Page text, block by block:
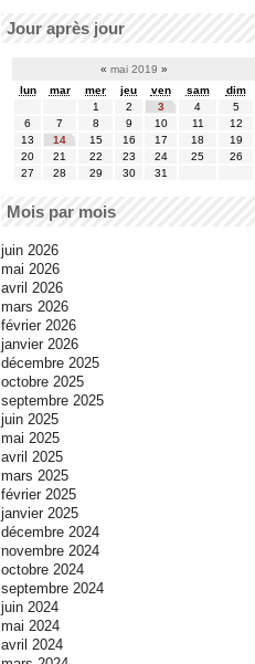
Jour après jour
« mai 2019 »
lun
mar mer jeu ven sam
dim
1
2 3 4
5
6
7 8 9 10 11
12
13
14 15 16 17 18
19
20
21 22 23 24 25
26
27
28 29 30 31
Mois par mois
juin 2026
mai 2026
avril 2026
mars 2026
février 2026
janvier 2026
décembre 2025
octobre 2025
septembre 2025
juin 2025
mai 2025
avril 2025
mars 2025
février 2025
janvier 2025
décembre 2024
novembre 2024
octobre 2024
septembre 2024
juin 2024
mai 2024
avril 2024